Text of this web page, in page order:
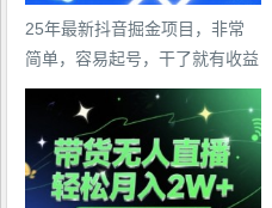
25年最新抖音掘金项目，非常
简单，容易起号，干了就有收益
那种